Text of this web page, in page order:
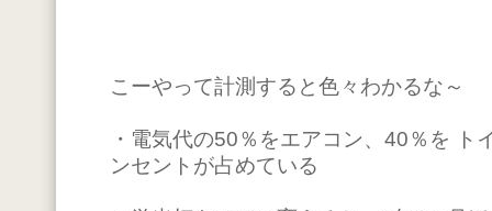
こーやって計測すると色々わかるな～
・電気代の50％をエアコン、40％を ト
ンセントが占めている